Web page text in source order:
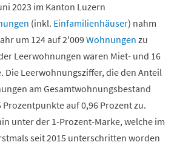
2023 im Kanton Luzern
(inkl. Einfamilienhäuser) nahm
um 124 auf 2'009Wohnungen zu
Leerwohnungen waren Miet- und 16
Die Leerwohnungsziffer, die den Anteil
am Gesamtwohnungsbestand
Prozentpunkte auf 0,96 Prozent zu.
unter der 1-Prozent-Marke, welche im
seit 2015 unterschritten worden